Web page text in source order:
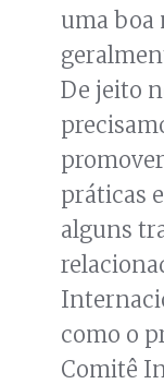
uma boa
De jeito
práticas
alguns
como o
Comitê